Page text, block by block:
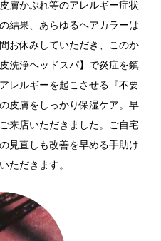
膚かぶれ等のアレルギー症状
結果、あらゆるヘアカラーは
お休みしていただき、このか
洗浄ヘッドスパ】で炎症を鎮
レルギーを起こさせる『不要
皮膚をしっかり保湿ケア。早
来店いただきました。ご自宅
見直しも改善を早める手助け
ただきます。